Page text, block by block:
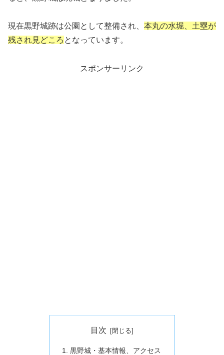
現在黒野城跡は公園として整備され、 本丸の水堀、土塁が
残され見どころ となっています。
スポンサーリンク
目次
黒野城・基本情報、アクセス